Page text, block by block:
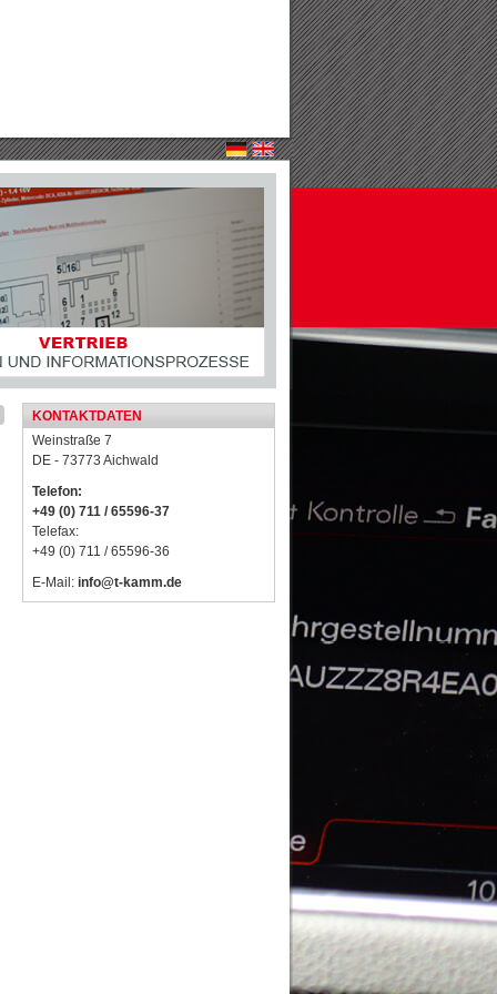
KONTAKTDATEN
Weinstraße 7
DE - 73773 Aichwald
Telefon:
+49 (0) 711 / 65596-37
Telefax:
+49 (0) 711 / 65596-36
E-Mail: info@t-kamm.de